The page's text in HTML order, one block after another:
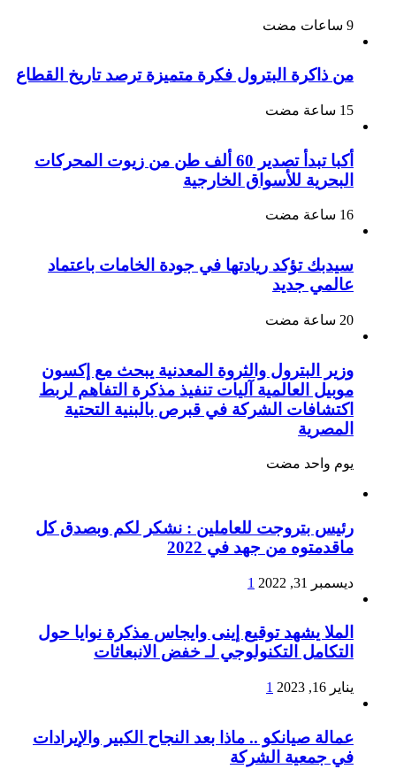
من ذاكرة البترول فكرة متميزة ترصد تاريخ القطاع
أكبا تبدأ تصدير 60 ألف طن من زيوت المحركات
البحرية للأسواق الخارجية
سيدبك تؤكد ريادتها في جودة الخامات باعتماد
عالمي جديد
وزير البترول والثروة المعدنية يبحث مع إكسون
موبيل العالمية آليات تنفيذ مذكرة التفاهم لربط
اكتشافات الشركة في قبرص بالبنية التحتية
المصرية
‏يوم واحد مضت
رئيس بتروجت للعاملين : نشكر لكم وبصدق كل
ماقدمتوه من جهد في 2022
ديسمبر 31, 2022 1
الملا يشهد توقيع إينى وايجاس مذكرة نوايا حول
التكامل التكنولوجي لـ خفض الانبعاثات
يناير 16, 2023 1
عمالة صيانكو .. ماذا بعد النجاح الكبير والإيرادات
في جمعية الشركة